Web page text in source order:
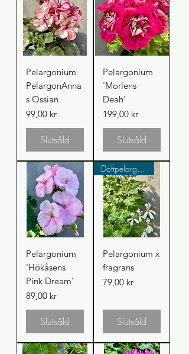
Pelargonium
PelargonAnna
s Ossian
Pris
99,00 kr
Slutsåld
Pelargonium
'Morlens
Deah'
Pris
199,00 kr
Slutsåld
Pelargonium
'Hökåsens
Pink Dream'
Pris
89,00 kr
Slutsåld
Doftpelargoner
Pelargonium x
fragrans
Pris
79,00 kr
Slutsåld